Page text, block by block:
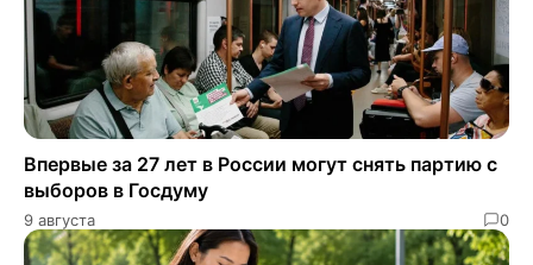
Впервые за 27 лет в России могут снять партию с
выборов в Госдуму
9 августа 0